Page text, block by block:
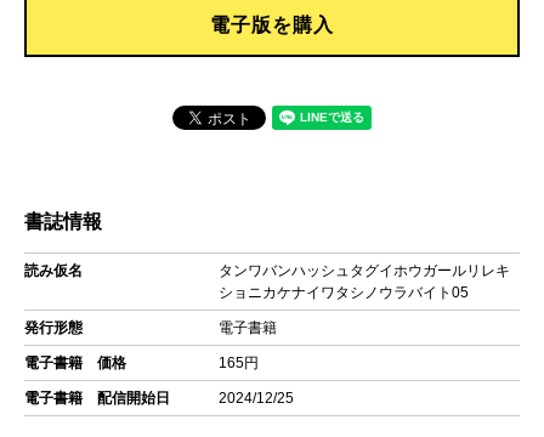
電子版を購入
書誌情報
読み仮名
タンワバンハッシュタグイホウガールリレキ
ショニカケナイワタシノウラバイト05
発行形態 電子書籍
電子書籍 価格 165円
電子書籍 配信開始日 2024/12/25